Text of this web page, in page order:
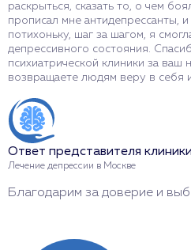
раскрыться, сказать то, о чем
прописал мне антидепрессанты,
потихоньку, шаг за шагом, я
депрессивного состояния.
психиатрической клиники за ваш
возвращаете людям веру в себя
Ответ представителя клиники
Лечение депрессии в Москве
Благодарим за доверие и